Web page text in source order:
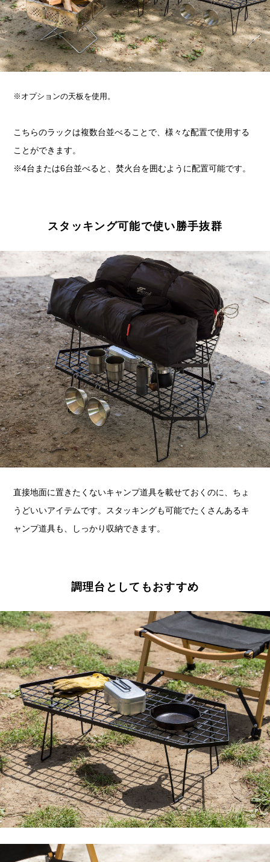
※オプションの天板を使用。
こちらのラックは複数台並べることで、様々な配置で使用する
ことができます。
※4台または6台並べると、焚火台を囲むように配置可能です。
スタッキング可能で使い勝手抜群
直接地面に置きたくないキャンプ道具を載せておくのに、ちょ
うどいいアイテムです。スタッキングも可能でたくさんあるキ
ャンプ道具も、しっかり収納できます。
調理台としてもおすすめ